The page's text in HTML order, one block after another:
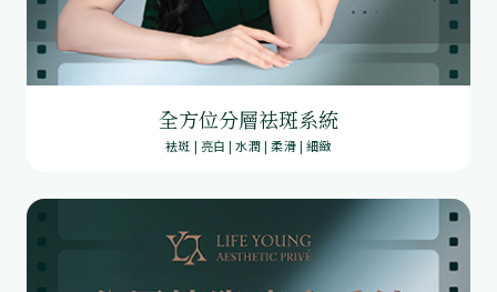
全方位分層祛斑系統
袪斑 | 亮白 | 水潤 | 柔滑 | 細緻